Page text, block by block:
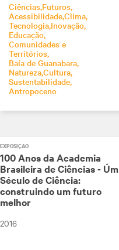
CiênciasFuturos
AcessibilidadeClima
Tecnologia Inovação
Educação
Comunidades e
Territórios
Baía de Guanabara
NaturezaCultura
Sustentabilidade
Antropoceno
EXPOSIÇÃO
100 Anos da Academia
Brasileira de Ciências - Úm
Século de Ciência:
construindo um futuro
melhor
2016